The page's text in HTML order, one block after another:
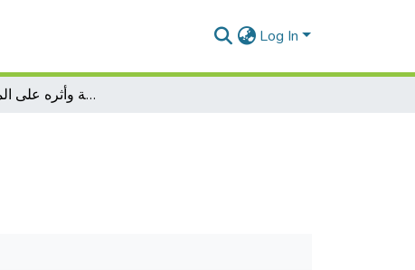
Log In
التكييف القانوني للجريمة وأثره على المتابعة الجزائية